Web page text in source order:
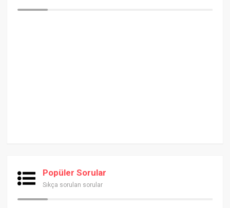
Popüler Sorular
Sıkça sorulan sorular